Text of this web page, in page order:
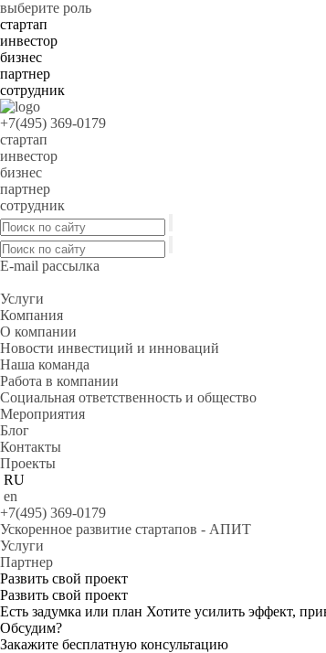
выберите роль
стартап
инвестор
бизнес
партнер
сотрудник
+7(495) 369-0179
стартап
инвестор
бизнес
партнер
сотрудник
E-mail рассылка
Услуги
Компания
О компании
Новости инвестиций и инноваций
Наша команда
Работа в компании
Социальная ответственность и общество
Мероприятия
Блог
Контакты
Проекты
RU
en
+7(495) 369-0179
Ускоренное развитие стартапов - АПИТ
Услуги
Партнер
Развить свой проект
Развить свой проект
Есть задумка или план Хотите усилить эффект,
Обсудим?
Закажите бесплатную консультацию